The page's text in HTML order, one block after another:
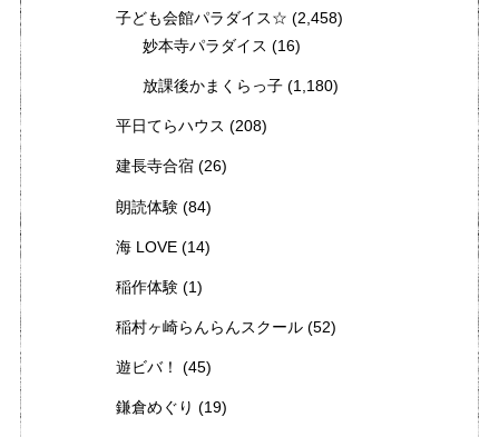
子ども会館パラダイス☆ (2,458)
妙本寺パラダイス (16)
放課後かまくらっ子(1,180)
平日てらハウス (208)
建長寺合宿(26)
朗読体験(84)
海 LOVE(14)
稲作体験(1)
稲村ヶ崎らんらんスクール(52)
遊ビバ！ (45)
鎌倉めぐり (19)